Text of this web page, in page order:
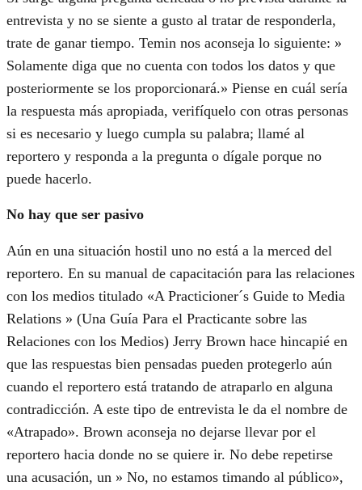
entrevista y no se siente a gusto al tratar de responderla,
trate de ganar tiempo. Temin nos aconseja lo siguiente: »
Solamente diga que no cuenta con todos los datos y que
posteriormente se los proporcionará.» Piense en cuál sería
la respuesta más apropiada, verifíquelo con otras personas
si es necesario y luego cumpla su palabra; llamé al
reportero y responda a la pregunta o dígale porque no
puede hacerlo.
No hay que ser pasivo
Aún en una situación hostil uno no está a la merced del
reportero. En su manual de capacitación para las relaciones
con los medios titulado «A Practicioner´s Guide to Media
Relations » (Una Guía Para el Practicante sobre las
Relaciones con los Medios) Jerry Brown hace hincapié en
que las respuestas bien pensadas pueden protegerlo aún
cuando el reportero está tratando de atraparlo en alguna
contradicción. A este tipo de entrevista le da el nombre de
«Atrapado». Brown aconseja no dejarse llevar por el
reportero hacia donde no se quiere ir. No debe repetirse
una acusación, un » No, no estamos timando al público»,